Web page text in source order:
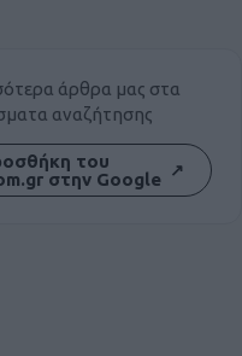
άρθρα μας στα
αναζήτησης
του
στην Google ↗